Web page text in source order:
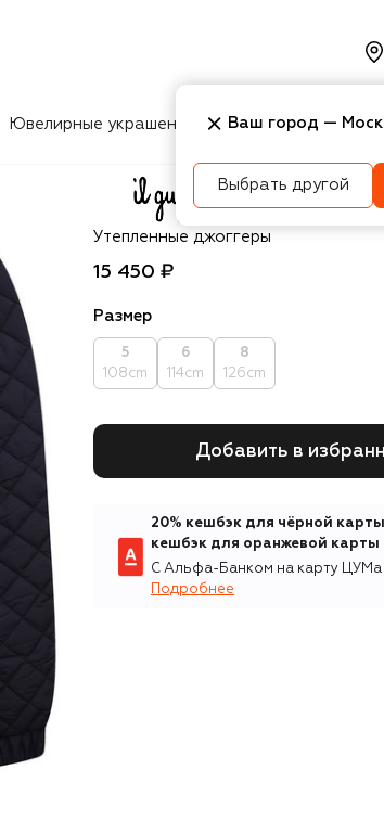
Ювелирные украшения Косметика
Il Gufo
Утепленные джоггеры
15 450 ₽
Размер
5
108cm
6
114cm
8
126cm
Добавить в
20% кешбэк для чёрной
кешбэк для оранжевой карты
С Альфа-Банком на карту ЦУМа
Подробнее
Ваш город —
Выбрать другой